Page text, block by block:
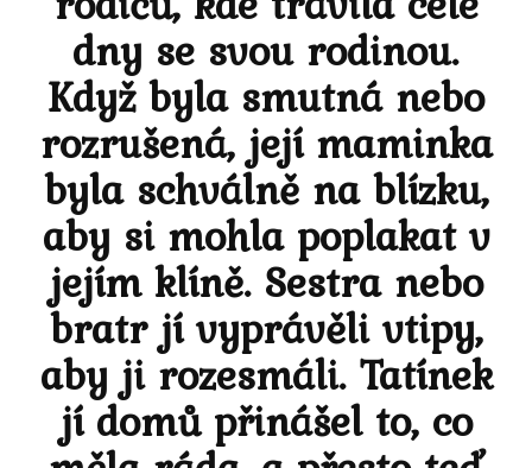
dny se svou rodinou.
Když byla smutná nebo
rozrušená, její maminka
byla schválně na blízku,
aby si mohla poplakat v
jejím klíně. Sestra nebo
bratr jí vyprávěli vtipy,
aby ji rozesmáli. Tatínek
jí domů přinášel to, co